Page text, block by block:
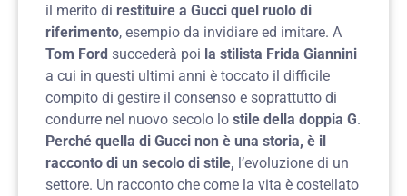
il merito di restituire a Gucci quel ruolo di
riferimento, esempio da invidiare ed imitare. A
Tom Ford succederà poi la stilista Frida Giannini
a cui in questi ultimi anni è toccato il difficile
compito di gestire il consenso e soprattutto di
condurre nel nuovo secolo lo stile della doppia G.
Perché quella di Gucci non è una storia, è il
racconto di un secolo di stile, l’evoluzione di un
settore. Un racconto che come la vita è costellato